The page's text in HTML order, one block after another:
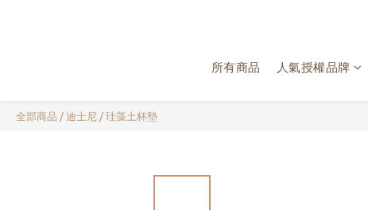
所有商品 人氣授權品牌
全部商品 / 迪士尼 / 珪藻土杯墊